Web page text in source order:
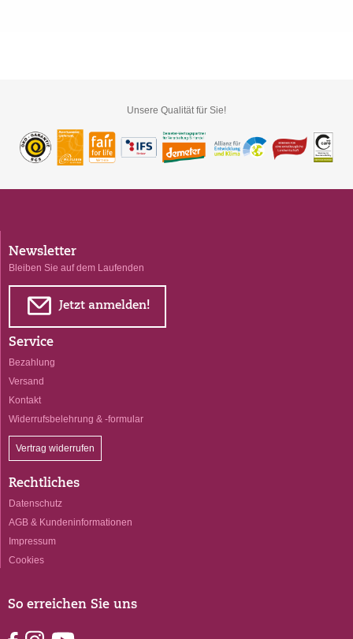
Unsere Qualität für Sie!
So erreichen Sie uns
Newsletter
Bleiben Sie auf dem Laufenden
E Jetzt anmelden!
Service
Bezahlung
Versand
Kontakt
Widerrufsbelehrung & -formular
Vertrag widerrufen
Rechtliches
Datenschutz
AGB & Kundeninformationen
Impressum
Cookies